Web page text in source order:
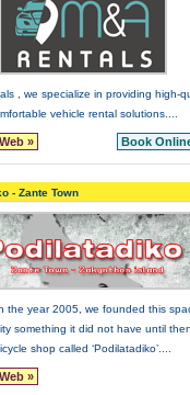
, we specialize in providing high-
vehicle rental solutions....
» Book
- Zante Town
the year 2005, we founded this
something it did not have until
shop called ‘Podilatadiko’....
»